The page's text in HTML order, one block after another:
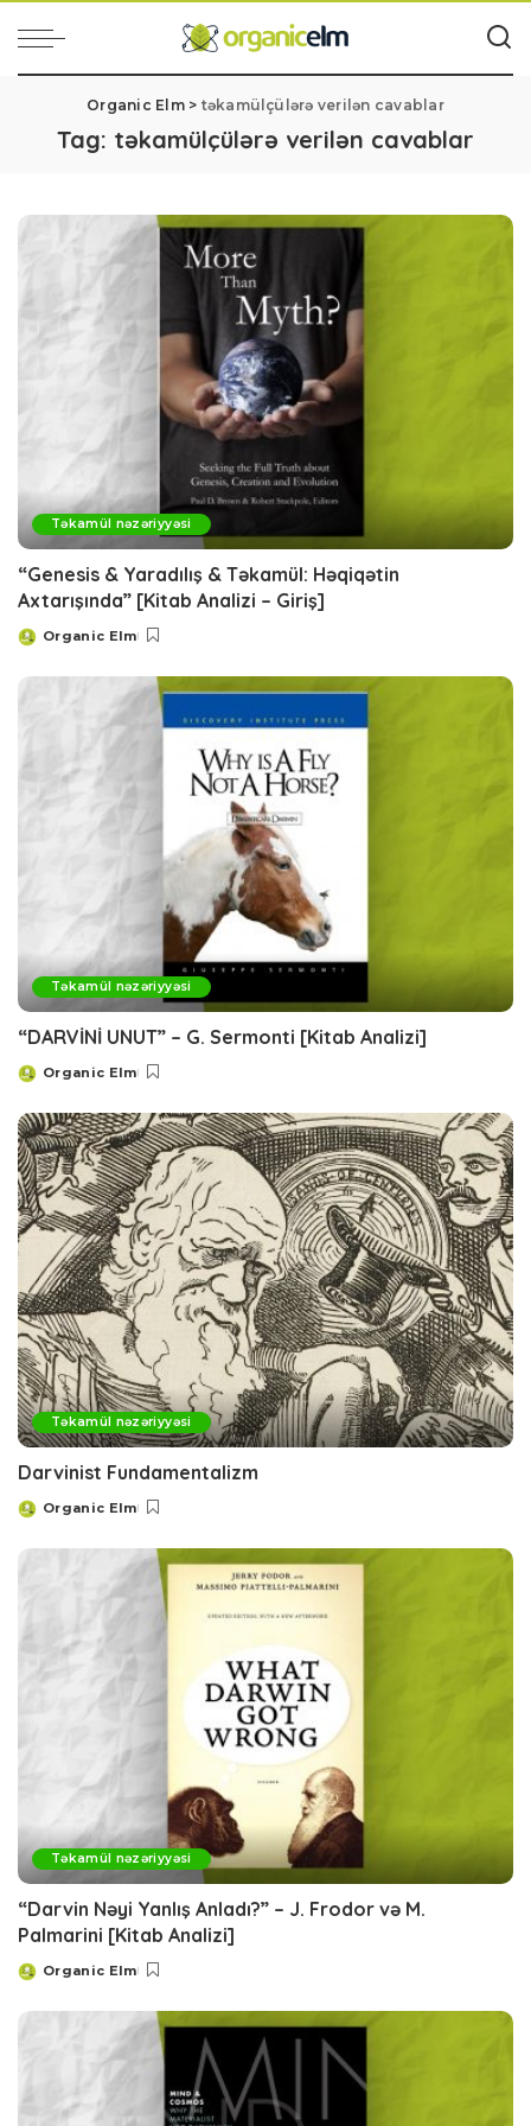
Organic Elm> təkamülçülərə verilən cavablar
Tag: təkamülçülərə verilən cavablar
Təkamül nəzəriyyəsi
“Genesis & Yaradılış & Təkamül: Həqiqətin
Axtarışında” [Kitab Analizi – Giriş]
Posted
Organic Elm
Təkamül nəzəriyyəsi
“DARVİNİ UNUT” – G. Sermonti [Kitab Analizi]
Posted
Organic Elm
Təkamül nəzəriyyəsi
Darvinist Fundamentalizm
Posted
Organic Elm
Təkamül nəzəriyyəsi
“Darvin Nəyi Yanlış Anladı?” – J. Frodor və M.
Palmarini [Kitab Analizi]
Posted
Organic Elm